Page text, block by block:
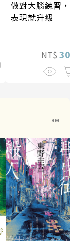
做對大腦練習，
表現就升級
NT$